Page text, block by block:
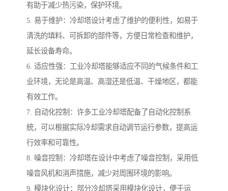
有助于减少热污染，保护环境。
5. 易于维护：冷却塔设计考虑了维护的便利性，如易于
清洗的填料、可拆卸的部件等，方便日常检查和维护，
延长设备寿命。
6. 适应性强：工业冷却塔能够适应不同的气候条件和工
业环境，无论是高温、高湿还是低温、干燥地区，都能
有效工作。
7. 自动化控制：许多工业冷却塔配备了自动化控制系
统，可以根据实际冷却需求自动调节运行参数，提高运
行效率和可靠性。
8. 噪音控制：冷却塔在设计中考虑了噪音控制，采用低
噪音风机和消声措施，减少对周围环境的影响。
9. 模块化设计：部分冷却塔采用模块化设计，便于运